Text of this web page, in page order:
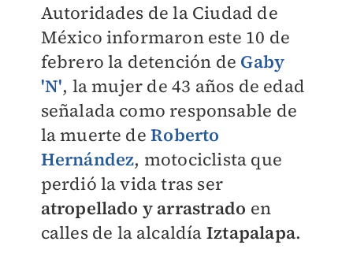
Autoridades de la Ciudad de
México informaron este 10 de
febrero la detención de Gaby
'N', la mujer de 43 años de edad
señalada como responsable de
la muerte deRoberto
Hernández, motociclista que
perdió la vida tras ser
atropellado y arrastrado en
calles de la alcaldía Iztapalapa.